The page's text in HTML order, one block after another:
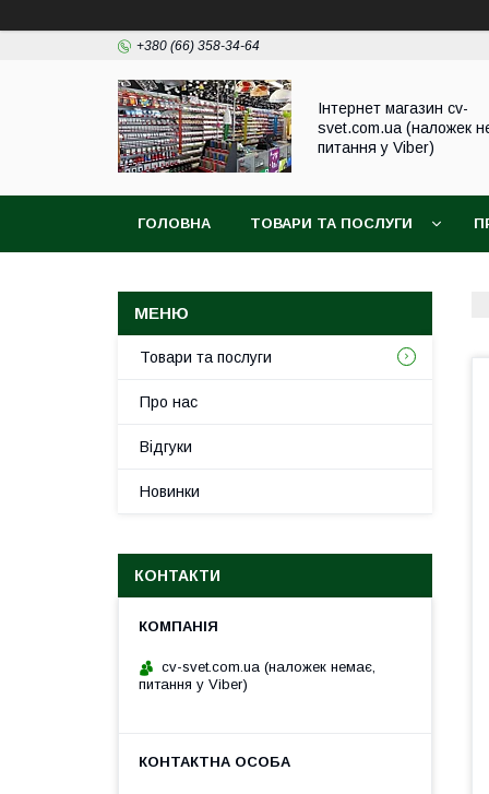
+380 (66) 358-34-64
Інтернет магазин cv-
svet.com.ua (наложек
питання у Viber)
ГОЛОВНА ТОВАРИ ТА ПОСЛУГИ
Товари та послуги
Про нас
Відгуки
Новинки
КОНТАКТИ
cv-svet.com.ua (наложек немає,
питання у Viber)